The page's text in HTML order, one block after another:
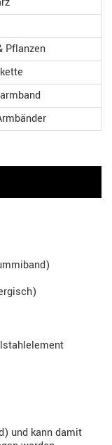
Pflanzen
und kann damit